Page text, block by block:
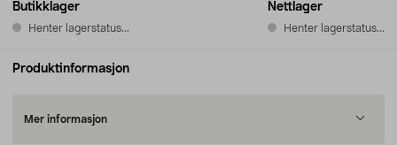
Butikklager
Henter lagerstatus...
Nettlager
Henter lagerstatus...
Produktinformasjon
Mer informasjon